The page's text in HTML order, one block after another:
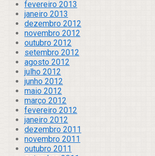
fevereiro 2013
janeiro 2013
dezembro 2012
novembro 2012
outubro 2012
setembro 2012
agosto 2012
julho 2012
junho 2012
maio 2012
março 2012
fevereiro 2012
janeiro 2012
dezembro 2011
novembro 2011
outubro 2011